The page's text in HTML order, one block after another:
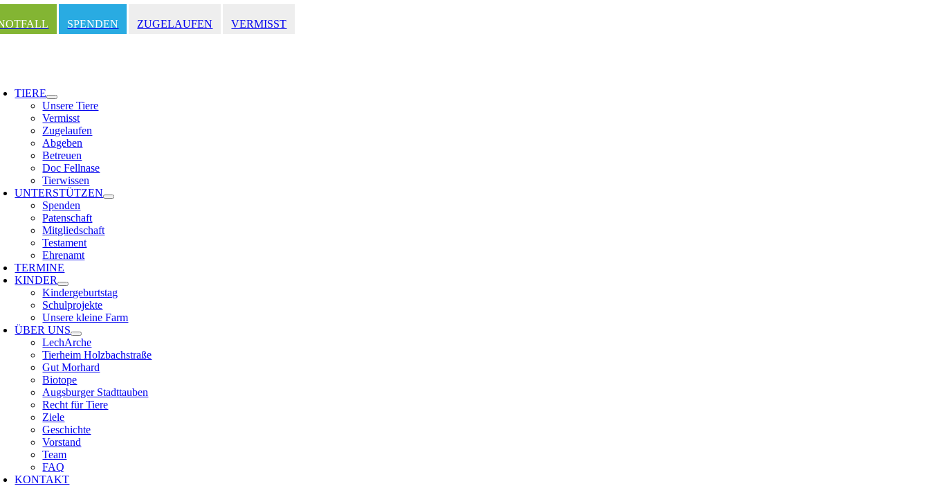
Inhalt
springen
SPENDEN ZUGELAUFEN VERMISST
TIERE
Unsere Tiere
Vermisst
Zugelaufen
Abgeben
Betreuen
Doc Fellnase
Tierwissen
UNTERSTÜTZEN
Spenden
Patenschaft
Mitgliedschaft
Testament
Ehrenamt
TERMINE
KINDER
Kindergeburtstag
Schulprojekte
Unsere kleine Farm
ÜBER UNS
LechArche
Tierheim Holzbachstraße
Gut Morhard
Biotope
Augsburger Stadttauben
Recht für Tiere
Ziele
Geschichte
Vorstand
Team
FAQ
KONTAKT